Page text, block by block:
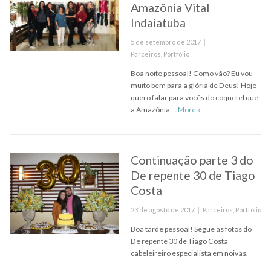
Amazônia Vital
Indaiatuba
Posted
on
5 de setembro de 2017
Categories
Parceiros Portfólio
Boa noite pessoal! Como vão? Eu vou
muito bem para a glória de Deus! Hoje
quero falar para vocês do coquetel que
a Amazônia …More Lançamento da
»
Continuação parte 3 do
De repente 30 de Tiago
Costa
Posted
23 de agosto de 2017 Categories
Parceiros Portfólio
Boa tarde pessoal! Segue as fotos do
De repente 30 de Tiago Costa
cabeleireiro especialista em noivas.